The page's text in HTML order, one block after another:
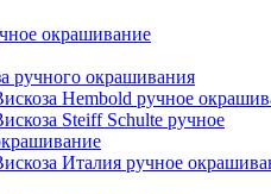
окрашивание
ручного окрашивания
Hembold ручное
Steiff Schulte ручное
Италия ручное